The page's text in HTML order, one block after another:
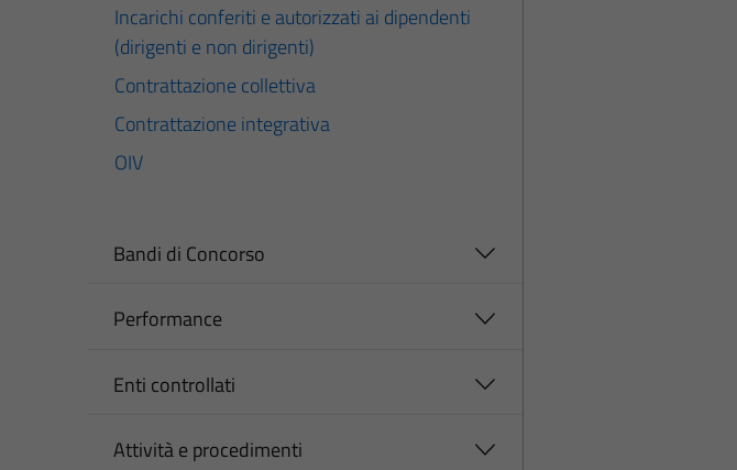
Incarichi conferiti e autorizzati ai dipendenti
(dirigenti e non dirigenti)
Contrattazione collettiva
Contrattazione integrativa
OIV
Bandi di Concorso
Performance
Enti controllati
Attività e procedimenti